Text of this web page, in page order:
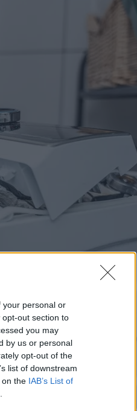
your personal or
out section to
you may
by us or personal
opt-out of the
list of downstream
on the IAB’s List of